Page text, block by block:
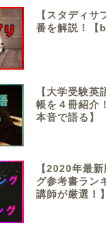
【スタディ
番を解説！【
【大学受験英
帳を４冊紹介
本音で語る】
【2020年最
グ参考書ラン
講師が厳選！】